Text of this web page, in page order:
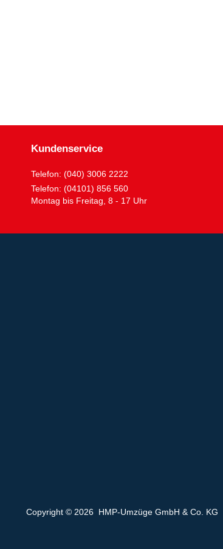
Kundenservice
Telefon: (040) 3006 2222
Telefon: (04101) 856 560
Montag bis Freitag, 8 - 17 Uhr
Copyright © 2026 HMP-Umzüge GmbH & Co. KG